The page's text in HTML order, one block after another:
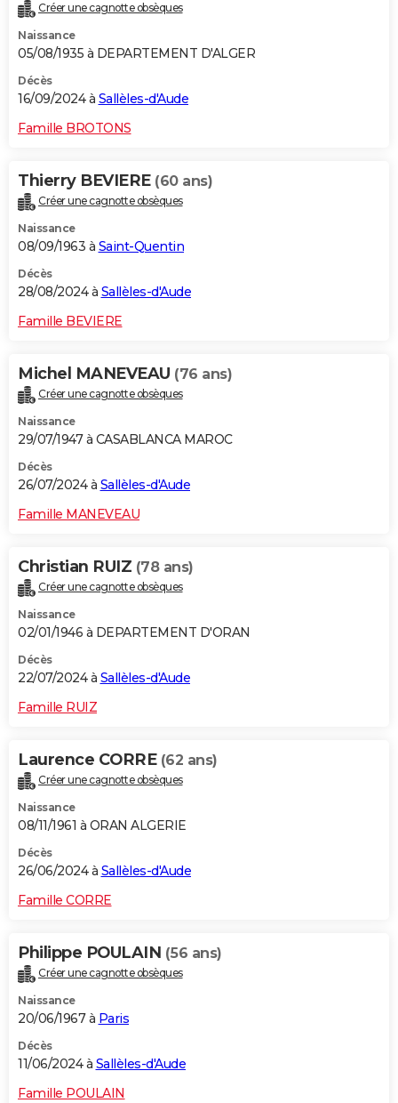
Créer une cagnotte obsèques
Naissance
05/08/1935 à DEPARTEMENT D'ALGER
Décès
16/09/2024 à Sallèles-d'Aude
Famille BROTONS
Thierry BEVIERE (60 ans)
Créer une cagnotte obsèques
Naissance
08/09/1963 à Saint-Quentin
Décès
28/08/2024 à Sallèles-d'Aude
Famille BEVIERE
Michel MANEVEAU (76 ans)
Créer une cagnotte obsèques
Naissance
29/07/1947 à CASABLANCA MAROC
Décès
26/07/2024 à Sallèles-d'Aude
Famille MANEVEAU
Christian RUIZ (78 ans)
Créer une cagnotte obsèques
Naissance
02/01/1946 à DEPARTEMENT D'ORAN
Décès
22/07/2024 à Sallèles-d'Aude
Famille RUIZ
Laurence CORRE (62 ans)
Créer une cagnotte obsèques
Naissance
08/11/1961 à ORAN ALGERIE
Décès
26/06/2024 à Sallèles-d'Aude
Famille CORRE
Philippe POULAIN (56 ans)
Créer une cagnotte obsèques
Naissance
20/06/1967 à Paris
Décès
11/06/2024 à Sallèles-d'Aude
Famille POULAIN